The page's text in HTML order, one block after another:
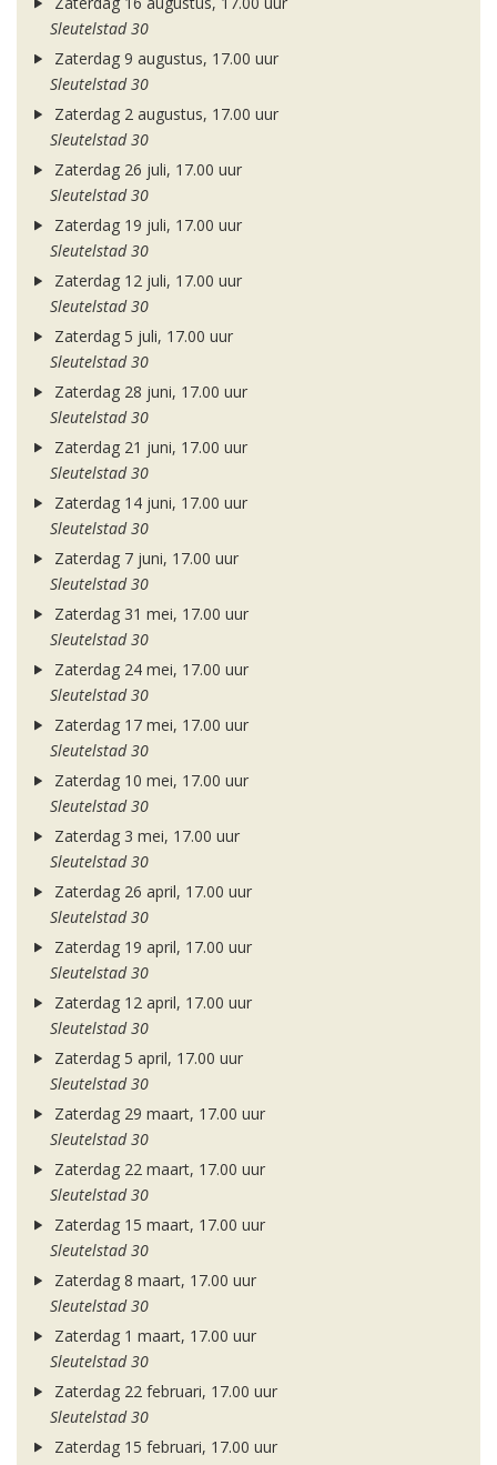
Sleutelstad 30
Zaterdag 9 augustus, 17.00 uur
Sleutelstad 30
Zaterdag 2 augustus, 17.00 uur
Sleutelstad 30
Zaterdag 26 juli, 17.00 uur
Sleutelstad 30
Zaterdag 19 juli, 17.00 uur
Sleutelstad 30
Zaterdag 12 juli, 17.00 uur
Sleutelstad 30
Zaterdag 5 juli, 17.00 uur
Sleutelstad 30
Zaterdag 28 juni, 17.00 uur
Sleutelstad 30
Zaterdag 21 juni, 17.00 uur
Sleutelstad 30
Zaterdag 14 juni, 17.00 uur
Sleutelstad 30
Zaterdag 7 juni, 17.00 uur
Sleutelstad 30
Zaterdag 31 mei, 17.00 uur
Sleutelstad 30
Zaterdag 24 mei, 17.00 uur
Sleutelstad 30
Zaterdag 17 mei, 17.00 uur
Sleutelstad 30
Zaterdag 10 mei, 17.00 uur
Sleutelstad 30
Zaterdag 3 mei, 17.00 uur
Sleutelstad 30
Zaterdag 26 april, 17.00 uur
Sleutelstad 30
Zaterdag 19 april, 17.00 uur
Sleutelstad 30
Zaterdag 12 april, 17.00 uur
Sleutelstad 30
Zaterdag 5 april, 17.00 uur
Sleutelstad 30
Zaterdag 29 maart, 17.00 uur
Sleutelstad 30
Zaterdag 22 maart, 17.00 uur
Sleutelstad 30
Zaterdag 15 maart, 17.00 uur
Sleutelstad 30
Zaterdag 8 maart, 17.00 uur
Sleutelstad 30
Zaterdag 1 maart, 17.00 uur
Sleutelstad 30
Zaterdag 22 februari, 17.00 uur
Sleutelstad 30
Zaterdag 15 februari, 17.00 uur